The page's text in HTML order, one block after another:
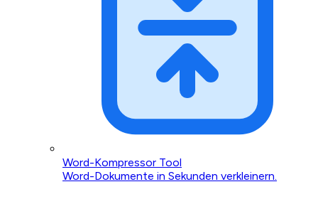
Word-Kompressor Tool
Word-Dokumente in Sekunden verkleinern.